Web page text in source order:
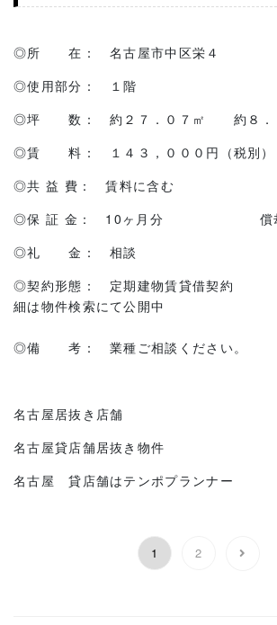
◎所 在： 名古屋市中区栄４
◎使用部分： １階
◎坪 数： 約２７．０７㎡ 約８．
◎賃 料： １４３，０００円（税別）
◎共 益 費： 賃料に含む
◎保 証 金： 10ヶ月分 償却
◎礼 金： 相談
◎契約形態： 定期建物賃
細は物件検索にて公開中
◎備 考： 業種ご相談ください。
名古屋居抜き店舗
名古屋貸店舗居抜き物件
名古屋 貸店舗はテンポプランナー
1 2